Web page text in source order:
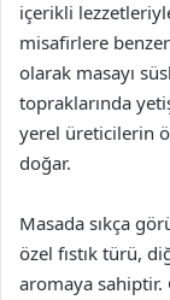
içerikli
misafirlere
olarak masayı
topraklarında
yerel üreticilerin
doğar.
Masada sıkça
özel fıstık türü,
aromaya sahiptir.